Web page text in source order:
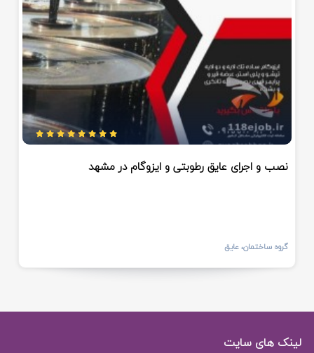
نصب و اجرای عایق رطوبتی و ایزوگام در مشهد
گروه ساختمان، عایق
لینک های سایت